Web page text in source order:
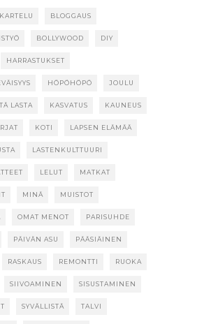
BLOGGAUS
BOLLYWOOD DIY
HARRASTUKSET
HÖPÖHÖPÖ JOULU
LASTA KASVATUS KAUNEUS
KOTI LAPSEN ELÄMÄÄ
LASTENKULTTUURI
LELUT MATKAT
MINÄ MUISTOT
OMAT MENOT PARISUHDE
PÄIVÄN ASU PÄÄSIÄINEN
RASKAUS REMONTTI RUOKA
SIIVOAMINEN SISUSTAMINEN
SYVÄLLISTÄ TALVI